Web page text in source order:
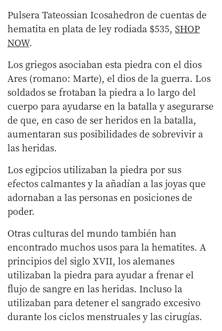
Pulsera Tateossian Icosahedron de cuentas de
hematita en plata de ley rodiada $535,SHOP
NOW.
Los griegos asociaban esta piedra con el dios
Ares (romano: Marte), el dios de la guerra. Los
soldados se frotaban la piedra a lo largo del
cuerpo para ayudarse en la batalla y asegurarse
de que, en caso de ser heridos en la batalla,
aumentaran sus posibilidades de sobrevivir a
las heridas.
Los egipcios utilizaban la piedra por sus
efectos calmantes y la añadían a las joyas que
adornaban a las personas en posiciones de
poder.
Otras culturas del mundo también han
encontrado muchos usos para la hematites. A
principios del siglo XVII, los alemanes
utilizaban la piedra para ayudar a frenar el
flujo de sangre en las heridas. Incluso la
utilizaban para detener el sangrado excesivo
durante los ciclos menstruales y las cirugías.